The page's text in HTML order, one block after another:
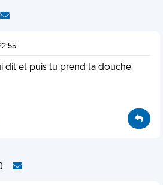
dit et puis tu prend ta douche